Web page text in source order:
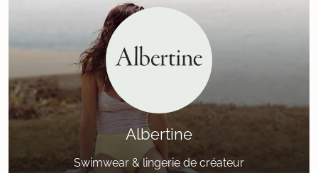
Albertine
Swimwear & lingerie de créateur